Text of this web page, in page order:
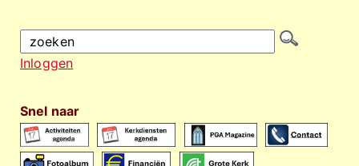
Inloggen
Snel naar